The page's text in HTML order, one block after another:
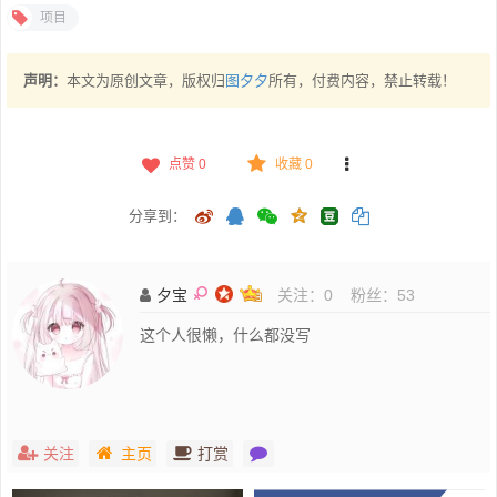
项目
声明： 本文为原创文章，版权归 图夕夕所有，付费内容，禁止转载！
点赞 0 收藏 0
分享到：
夕宝 关注： 0 粉丝： 53
这个人很懒，什么都没写
关注 主页 打赏